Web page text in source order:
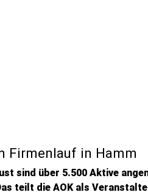
Firmenlauf in Hamm
sind über 5.500 Aktive
teilt die AOK als